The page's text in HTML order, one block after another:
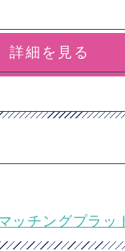
詳細を見る
ッチングプラ